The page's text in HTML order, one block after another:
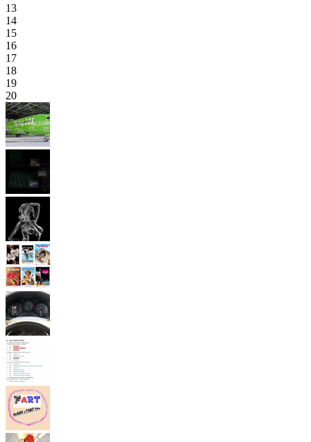
13
14
15
16
17
18
19
20